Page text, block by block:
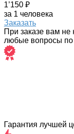
1’150 ₽
за 1 человека
Заказать
При заказе вам не
любые вопросы по
Гарантия лучшей